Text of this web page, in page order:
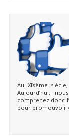
Au XIXème
Aujourd’hui,
comprenez donc
pour promouvoir